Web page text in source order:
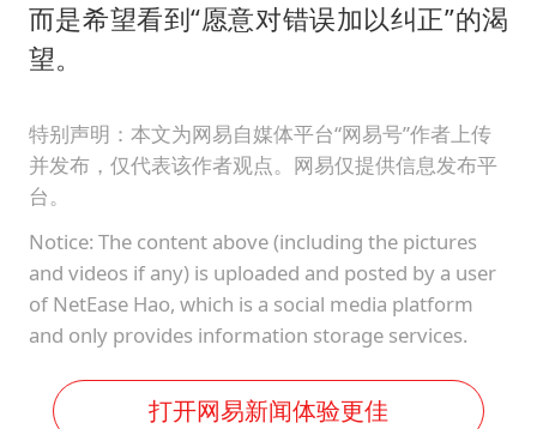
而是希望看到“愿意对错误加以纠正”的渴
望。
特别声明：本文为网易自媒体平台“网易号”作者上传
并发布，仅代表该作者观点。网易仅提供信息发布平
台。
Notice: The content above (including the pictures
and videos if any) is uploaded and posted by a user
of NetEase Hao, which is a social media platform
and only provides information storage services.
打开网易新闻体验更佳